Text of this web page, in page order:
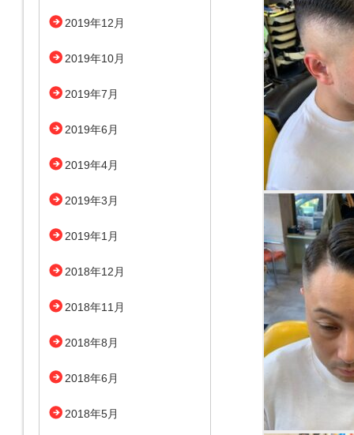
2019年12月
2019年10月
2019年7月
2019年6月
2019年4月
2019年3月
2019年1月
2018年12月
2018年11月
2018年8月
2018年6月
2018年5月